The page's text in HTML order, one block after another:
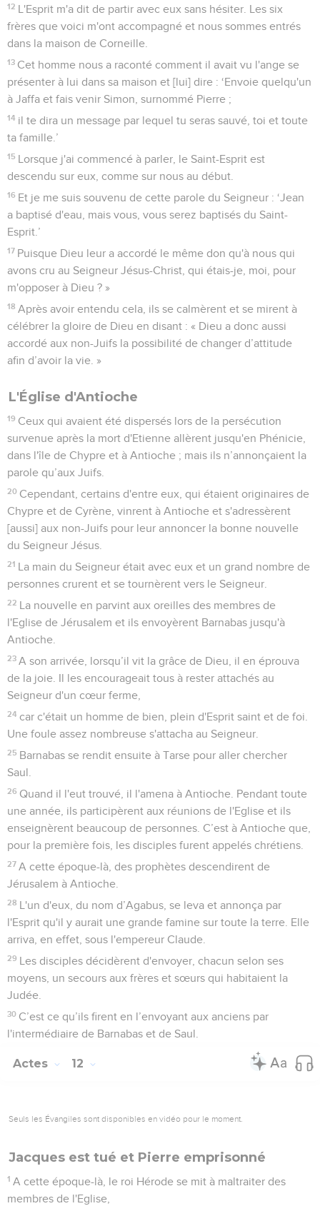
12 L'Esprit m'a dit de partir avec eux sans hésiter. Les six
frères que voici m'ont accompagné et nous sommes entrés
dans la maison de Corneille.
13 Cet homme nous a raconté comment il avait vu l'ange se
présenter à lui dans sa maison et [lui] dire : ‘Envoie quelqu'un
à Jaffa et fais venir Simon, surnommé Pierre ;
14 il te dira un message par lequel tu seras sauvé, toi et toute
ta famille.’
15 Lorsque j'ai commencé à parler, le Saint-Esprit est
descendu sur eux, comme sur nous au début.
16 Et je me suis souvenu de cette parole du Seigneur : ‘Jean
a baptisé d'eau, mais vous, vous serez baptisés du Saint-
Esprit.’
17 Puisque Dieu leur a accordé le même don qu'à nous qui
avons cru au Seigneur Jésus-Christ, qui étais-je, moi, pour
m'opposer à Dieu ? »
18 Après avoir entendu cela, ils se calmèrent et se mirent à
célébrer la gloire de Dieu en disant : « Dieu a donc aussi
accordé aux non-Juifs la possibilité de changer d’attitude
afin d’avoir la vie. »
L'Église d'Antioche
19 Ceux qui avaient été dispersés lors de la persécution
survenue après la mort d'Etienne allèrent jusqu'en Phénicie,
dans l'île de Chypre et à Antioche ; mais ils n’annonçaient la
parole qu’aux Juifs.
20 Cependant, certains d'entre eux, qui étaient originaires de
Chypre et de Cyrène, vinrent à Antioche et s'adressèrent
[aussi] aux non-Juifs pour leur annoncer la bonne nouvelle
du Seigneur Jésus.
21 La main du Seigneur était avec eux et un grand nombre de
personnes crurent et se tournèrent vers le Seigneur.
22 La nouvelle en parvint aux oreilles des membres de
l'Eglise de Jérusalem et ils envoyèrent Barnabas jusqu'à
Antioche.
23 A son arrivée, lorsqu’il vit la grâce de Dieu, il en éprouva
de la joie. Il les encourageait tous à rester attachés au
Seigneur d'un cœur ferme,
24 car c'était un homme de bien, plein d'Esprit saint et de foi.
Une foule assez nombreuse s'attacha au Seigneur.
25 Barnabas se rendit ensuite à Tarse pour aller chercher
Saul.
26 Quand il l'eut trouvé, il l'amena à Antioche. Pendant toute
une année, ils participèrent aux réunions de l'Eglise et ils
enseignèrent beaucoup de personnes. C’est à Antioche que,
pour la première fois, les disciples furent appelés chrétiens.
27 A cette époque-là, des prophètes descendirent de
Jérusalem à Antioche.
28 L'un d'eux, du nom d’Agabus, se leva et annonça par
l'Esprit qu'il y aurait une grande famine sur toute la terre. Elle
arriva, en effet, sous l'empereur Claude.
29 Les disciples décidèrent d'envoyer, chacun selon ses
moyens, un secours aux frères et sœurs qui habitaient la
Judée.
30 C’est ce qu’ils firent en l’envoyant aux anciens par
l'intermédiaire de Barnabas et de Saul.
Actes 12
Seuls les Évangiles sont disponibles en vidéo pour le moment.
Jacques est tué et Pierre emprisonné
1 A cette époque-là, le roi Hérode se mit à maltraiter des
membres de l'Eglise,